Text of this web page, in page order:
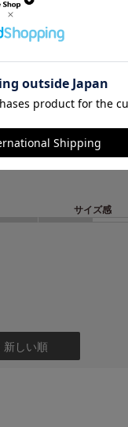
います。また、商品の色は
の関係上、実際の色と見え
さい。
4.8
ュー件数：4件
サイズ感
新しい順